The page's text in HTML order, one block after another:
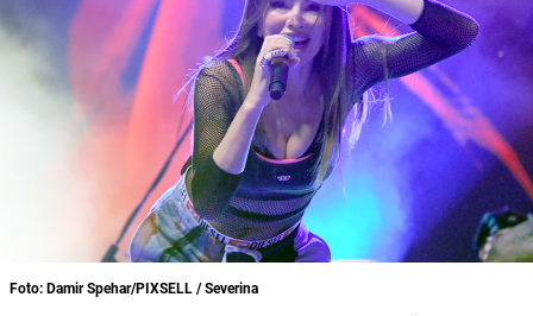
Foto: Damir Spehar/PIXSELL / Severina